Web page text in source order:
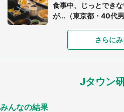
食事中、じっとでき
が...（東京都・40代男
「富豪すぎ」1歳息子
7万人驚がく 「お菓
ードル高い」
「閉所恐怖症の私は
さらに
Jタウン
みんなの結果